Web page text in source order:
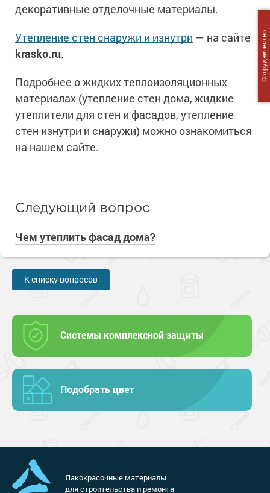
декоративные отделочные материалы.
Утепление стен снаружи и изнутри — на сайте
krasko.ru.
Подробнее о жидких теплоизоляционных
материалах (утепление стен дома, жидкие
утеплители для стен и фасадов, утепление
стен изнутри и снаружи) можно ознакомиться
на нашем сайте.
Следующий вопрос
Чем утеплить фасад дома?
К списку вопросов
Системы комплексной защиты
Подобрать цвет
Лакокрасочные материалы
для строительства и ремонта
Сотрудничество